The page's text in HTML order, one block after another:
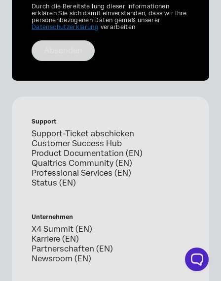
Privacy
Optin
Durch die Bereitstellung dieser Informationen
erklären Sie sich damit einverstanden, dass wir Ihre
personenbezogenen Daten gemäß unserer
Datenschutzerklärung verarbeiten
Support
Support-Ticket abschicken
Customer Success Hub
Product Documentation (EN)
Qualtrics Community (EN)
Professional Services (EN)
Status (EN)
Unternehmen
X4 Summit (EN)
Karriere (EN)
Partnerschaften (EN)
Newsroom (EN)